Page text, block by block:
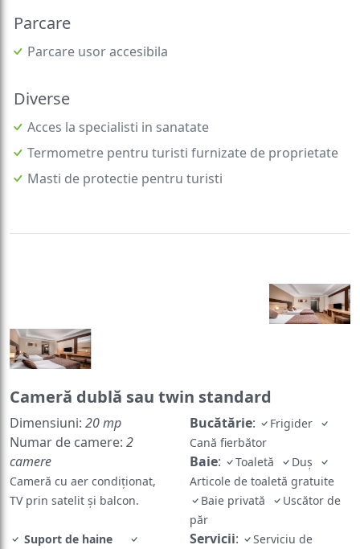
Parcare
Parcare usor accesibila
Diverse
Acces la specialisti in sanatate
Termometre pentru turisti furnizate de proprietate
Masti de protectie pentru turisti
Cameră dublă sau twin standard
Dimensiuni: 20 mp
Numar de camere: 2
camere
Cameră cu aer condiționat,
TV prin satelit și balcon.
Suport de haine
Bucătărie:
Frigider
Cană fierbător
Baie: Toaletă
Duş
Articole de toaletă gratuite
Baie privată
Uscător de
păr
Servicii:
Serviciu de